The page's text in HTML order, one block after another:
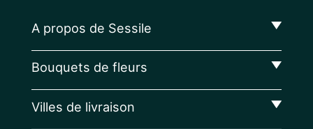
A propos de Sessile
Bouquets de fleurs
Villes de livraison